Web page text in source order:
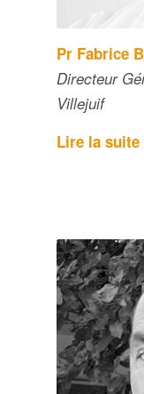
Pr Fabrice
Directeur
Villejuif
Lire la suite